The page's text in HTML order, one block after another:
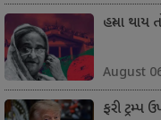
હત્યા
August
ફરી ટ્રમ્પ